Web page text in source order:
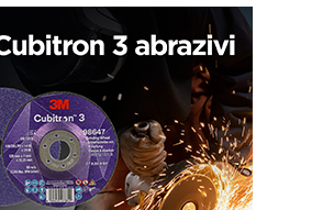
pakovanja · Display
omotnice
efikasnost bez složenih
oznaka kao dugoročna korist